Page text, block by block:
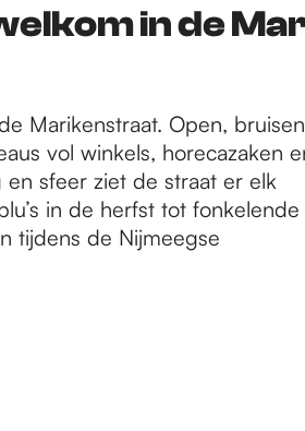
in de
Marikenstraat. Open,
vol winkels, horecazaken
sfeer ziet de straat er elk
in de herfst tot fonkelende
tijdens de Nijmeegse